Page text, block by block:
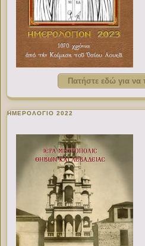
Πατήστε εδώ για να
ΗΜΕΡΟΛΟΓΙΟ 2022